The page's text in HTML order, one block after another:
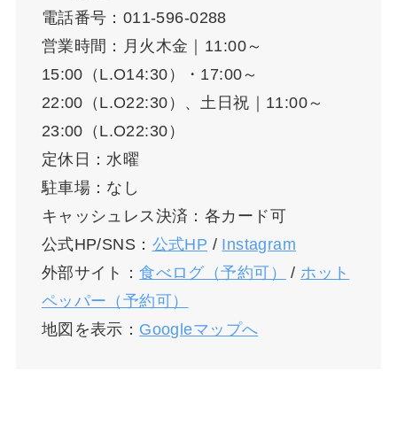
電話番号：011-596-0288
営業時間：月火木金｜11:00～
15:00（L.O14:30）・17:00～
22:00（L.O22:30）、土日祝｜11:00～
23:00（L.O22:30）
定休日：水曜
駐車場：なし
キャッシュレス決済：各カード可
公式HP/SNS： 公式HP / Instagram
外部サイト：食べログ（予約可） / ホット
ペッパー（予約可）
地図を表示： Googleマップへ